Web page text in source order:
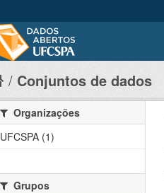
Conjuntos de dados
Organizações
UFCSPA (1)
Grupos